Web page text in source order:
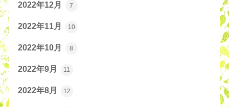
2022年12月 7
2022年11月 10
2022年10月 8
2022年9月 11
2022年8月 12